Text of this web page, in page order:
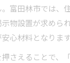
富田林市では、
物設置が求めら
心材料となります
さえることで、